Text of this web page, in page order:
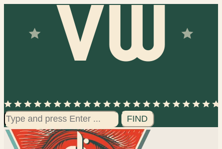
Search
for: